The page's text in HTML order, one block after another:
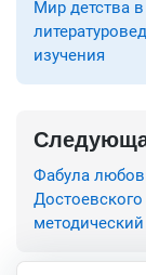
Мир детства
изучения
Фабула